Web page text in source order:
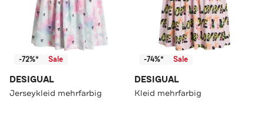
-72%* Sale
DESIGUAL
Jerseykleid mehrfarbig
-74%* Sale
DESIGUAL
Kleid mehrfarbig